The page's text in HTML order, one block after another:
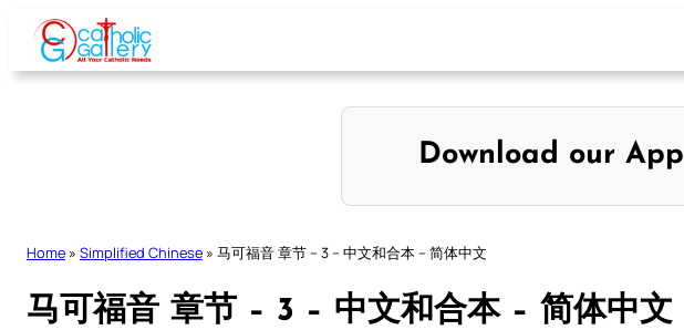
Skip
content
Download our App
Home » Simplified Chinese » 马可福音 章节 – 3 – 中文和合本 – 简体中文
马可福音 章节 – 3 – 中文和合本 – 简体中文